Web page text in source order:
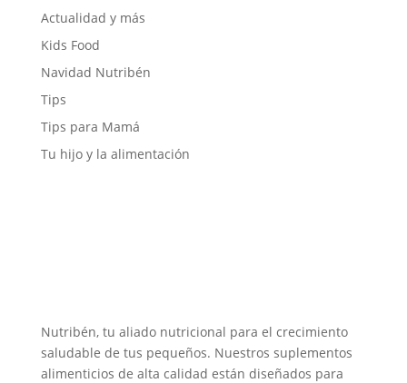
Actualidad y más
Kids Food
Navidad Nutribén
Tips
Tips para Mamá
Tu hijo y la alimentación
Nutribén, tu aliado nutricional para el crecimiento
saludable de tus pequeños. Nuestros suplementos
alimenticios de alta calidad están diseñados para